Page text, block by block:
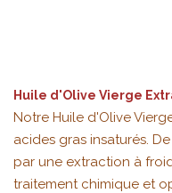
Huile d'Olive Vierge
Notre Huile d'Olive
acides gras insaturés.
par une extraction à
traitement chimique et